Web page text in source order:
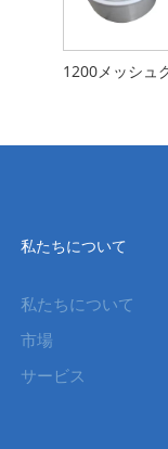
私たちについて
私たちについて
市場
サービス